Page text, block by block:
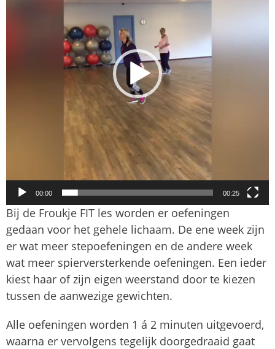
00:00 00:25
Bij de Froukje FIT les worden er oefeningen
gedaan voor het gehele lichaam. De ene week zijn
er wat meer stepoefeningen en de andere week
wat meer spierversterkende oefeningen. Een ieder
kiest haar of zijn eigen weerstand door te kiezen
tussen de aanwezige gewichten.
Alle oefeningen worden 1 á 2 minuten uitgevoerd,
waarna er vervolgens tegelijk doorgedraaid gaat